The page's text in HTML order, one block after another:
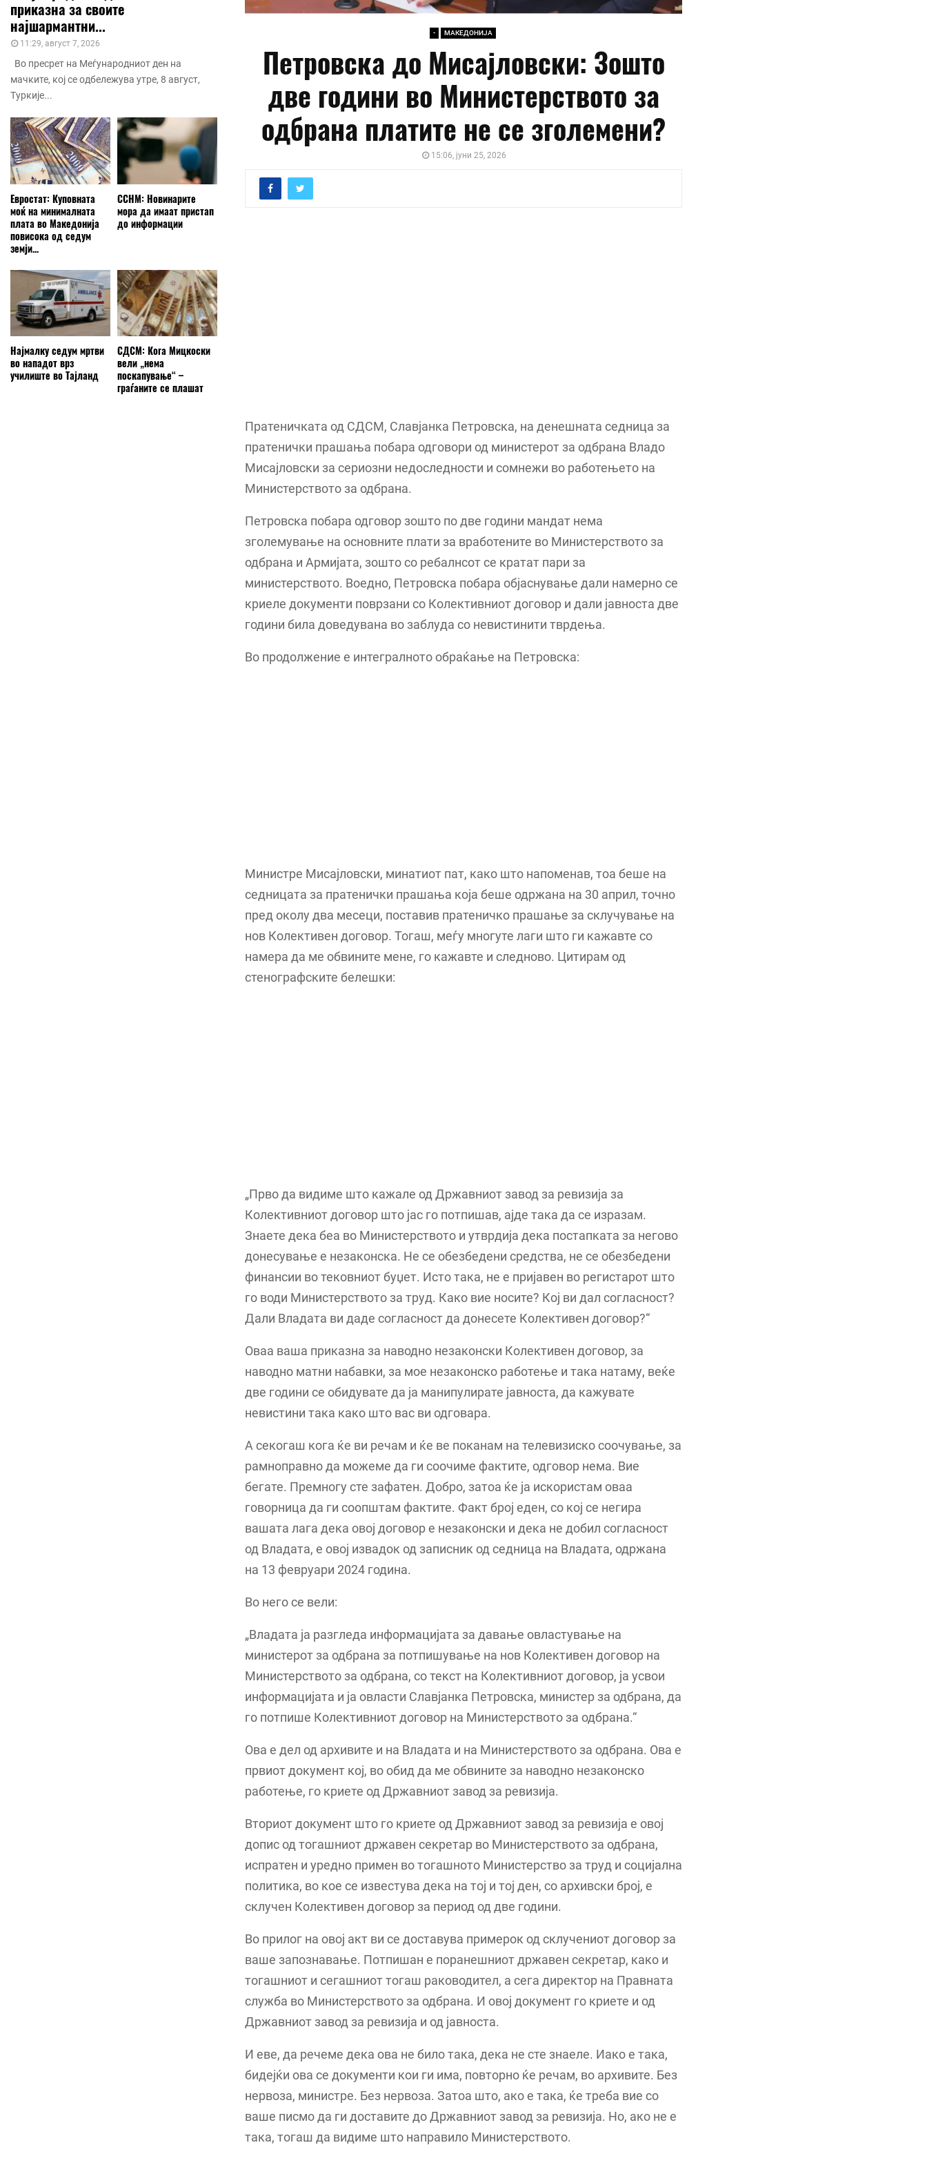
- МАКЕДОНИЈА
Петровска до Мисајловски: Зошто
две години во Министерството за
одбрана платите не се зголемени?
15:06, јуни 25, 2026
Пратеничката од СДСМ, Славјанка Петровска, на денешната седница за
пратенички прашања побара одговори од министерот за одбрана Владо
Мисајловски за сериозни недоследности и сомнежи во работењето на
Министерството за одбрана.
Петровска побара одговор зошто по две години мандат нема
зголемување на основните плати за вработените во Министерството за
одбрана и Армијата, зошто со ребалнсот се кратат пари за
министерството. Воедно, Петровска побара објаснување дали намерно се
криеле документи поврзани со Колективниот договор и дали јавноста две
години била доведувана во заблуда со невистинити тврдења.
Во продолжение е интегралното обраќање на Петровска:
Министре Мисајловски, минатиот пат, како што напоменав, тоа беше на
седницата за пратенички прашања која беше одржана на 30 април, точно
пред околу два месеци, поставив пратеничко прашање за склучување на
нов Колективен договор. Тогаш, меѓу многуте лаги што ги кажавте со
намера да ме обвините мене, го кажавте и следново. Цитирам од
стенографските белешки:
„Прво да видиме што кажале од Државниот завод за ревизија за
Колективниот договор што јас го потпишав, ајде така да се изразам.
Знаете дека беа во Министерството и утврдија дека постапката за негово
донесување е незаконска. Не се обезбедени средства, не се обезбедени
финансии во тековниот буџет. Исто така, не е пријавен во регистарот што
го води Министерството за труд. Како вие носите? Кој ви дал согласност?
Дали Владата ви даде согласност да донесете Колективен договор?“
Оваа ваша приказна за наводно незаконски Колективен договор, за
наводно матни набавки, за мое незаконско работење и така натаму, веќе
две години се обидувате да ја манипулирате јавноста, да кажувате
невистини така како што вас ви одговара.
А секогаш кога ќе ви речам и ќе ве поканам на телевизиско соочување, за
рамноправно да можеме да ги соочиме фактите, одговор нема. Вие
бегате. Премногу сте зафатен. Добро, затоа ќе ја искористам оваа
говорница да ги соопштам фактите. Факт број еден, со кој се негира
вашата лага дека овој договор е незаконски и дека не добил согласност
од Владата, е овој извадок од записник од седница на Владата, одржана
на 13 февруари 2024 година.
Во него се вели:
„Владата ја разгледа информацијата за давање овластување на
министерот за одбрана за потпишување на нов Колективен договор на
Министерството за одбрана, со текст на Колективниот договор, ја усвои
информацијата и ја овласти Славјанка Петровска, министер за одбрана, да
го потпише Колективниот договор на Министерството за одбрана.“
Ова е дел од архивите и на Владата и на Министерството за одбрана. Ова е
првиот документ кој, во обид да ме обвините за наводно незаконско
работење, го криете од Државниот завод за ревизија.
Вториот документ што го криете од Државниот завод за ревизија е овој
допис од тогашниот државен секретар во Министерството за одбрана,
испратен и уредно примен во тогашното Министерство за труд и социјална
политика, во кое се известува дека на тој и тој ден, со архивски број, е
склучен Колективен договор за период од две години.
Во прилог на овој акт ви се доставува примерок од склучениот договор за
ваше запознавање. Потпишан е поранешниот државен секретар, како и
тогашниот и сегашниот тогаш раководител, а сега директор на Правната
служба во Министерството за одбрана. И овој документ го криете и од
Државниот завод за ревизија и од јавноста.
И еве, да речеме дека ова не било така, дека не сте знаеле. Иако е така,
бидејќи ова се документи кои ги има, повторно ќе речам, во архивите. Без
нервоза, министре. Без нервоза. Затоа што, ако е така, ќе треба вие со
ваше писмо да ги доставите до Државниот завод за ревизија. Но, ако не е
така, тогаш да видиме што направило Министерството.
приказна за своите
најшармантни...
11:29, август 7, 2026
Во пресрет на Меѓународниот ден на
мачките, кој се одбележува утре, 8 август,
Туркије...
Евростат: Куповната
моќ на минималната
плата во Македонија
повисока од седум
земји...
ССНМ: Новинарите
мора да имаат пристап
до информации
Најмалку седум мртви
во нападот врз
училиште во Тајланд
СДСМ: Кога Мицкоски
вели „нема
поскапување“ –
граѓаните се плашат